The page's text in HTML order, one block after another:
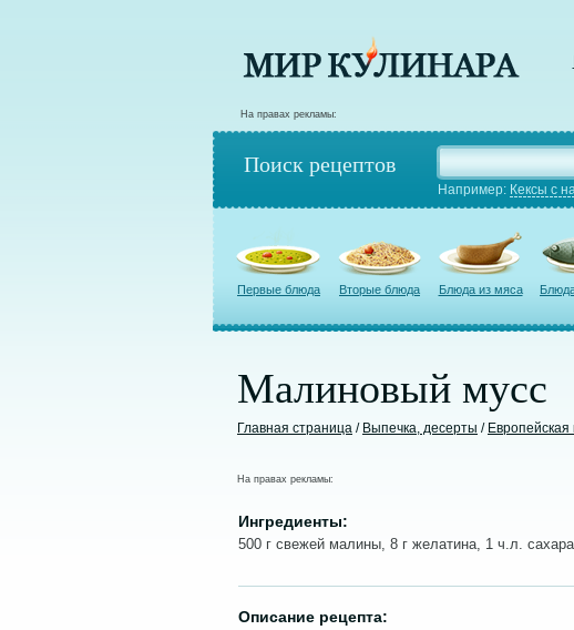
На правах рекламы:
Поиск рецептов
Например: Кексы с
Первые блюда Вторые блюда Блюда из мяса
Малиновый мусс
Главная страница / Выпечка, десерты / Европейская
На правах рекламы:
Ингредиенты:
500 г свежей малины, 8 г желатина, 1 ч.л.
Описание рецепта: